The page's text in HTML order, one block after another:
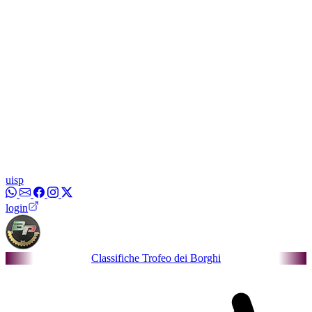
uisp
login
Classifiche Trofeo dei Borghi